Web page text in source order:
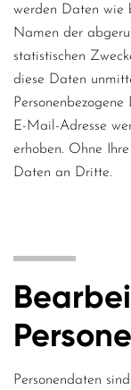
werden Daten wie
Namen der
statistischen
diese Daten
E-Mail-Adresse
erhoben. Ohne
Daten an Dritte.
Personendaten